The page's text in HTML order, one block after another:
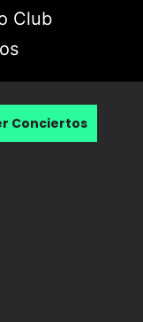
Club
Conciertos